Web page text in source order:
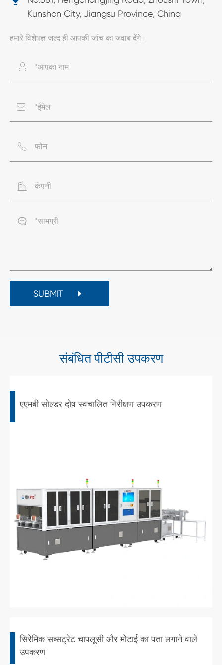
Kunshan City, Jiangsu Province, China
हमारे विशेषज्ञ जल्द ही आपकी जांच का जवाब देंगे।





SUBMIT
संबंधित पीटीसी उपकरण
एएमबी सोल्डर दोष स्वचालित निरीक्षण उपकरण
सिरेमिक सब्सट्रेट चापलूसी और मोटाई का पता लगाने वाले
उपकरण